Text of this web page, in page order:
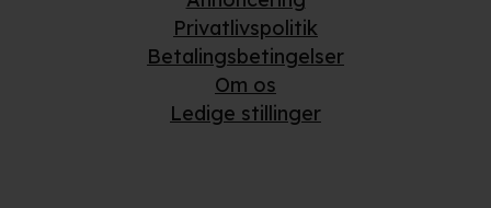
Privatlivspolitik
Betalingsbetingelser
Om os
Ledige stillinger